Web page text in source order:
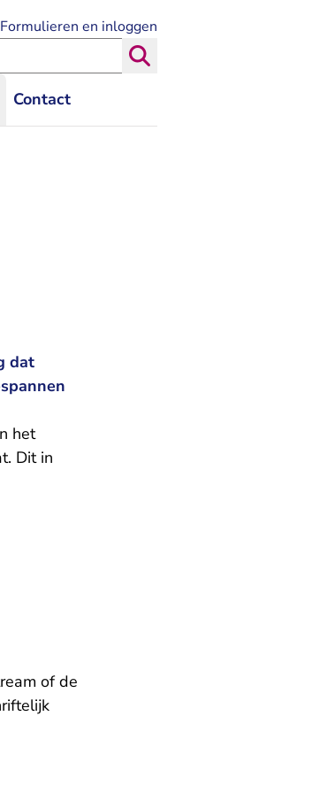
Contact
Formulieren en inloggen
de Rechtspraak
dat
het
Dit in
of de